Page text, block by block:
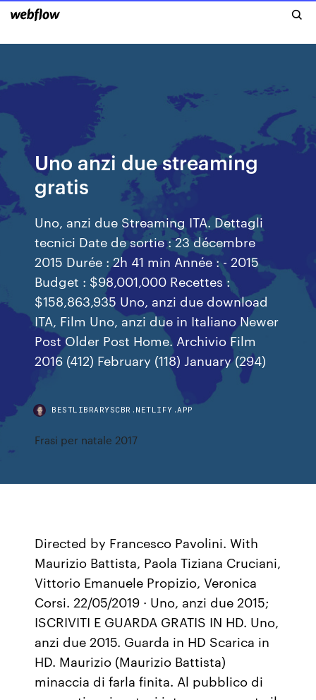
Uno anzi due streaming
gratis
Uno, anzi due Streaming ITA. Dettagli
tecnici Date de sortie : 23 décembre
2015 Durée : 2h 41 min Année : - 2015
Budget : $98,001,000 Recettes :
$158,863,935 Uno, anzi due download
ITA, Film Uno, anzi due in Italiano Newer
Post Older Post Home. Archivio Film
2016 (412) February (118) January (294)
BESTLIBRARYSCBR.NETLIFY.APP
Frasi per natale 2017
Directed by Francesco Pavolini. With
Maurizio Battista, Paola Tiziana Cruciani,
Vittorio Emanuele Propizio, Veronica
Corsi. 22/05/2019 · Uno, anzi due 2015;
ISCRIVITI E GUARDA GRATIS IN HD. Uno,
anzi due 2015. Guarda in HD Scarica in
HD. Maurizio (Maurizio Battista)
minaccia di farla finita. Al pubblico di